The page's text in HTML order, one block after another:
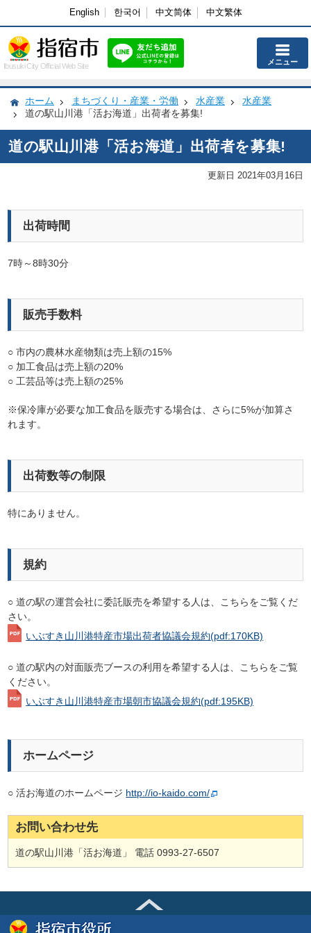
English 한국어 中文简体 中文繁体
Ibusuki City Official Web Site メニュー
ホーム まちづくり・産業・労働 水産業
水産業
道の駅山川港「活お海道」出荷者を募集!
道の駅山川港「活お海道」出荷者を募集!
更新日 2021年03月16日
出荷時間
7時～8時30分
販売手数料
○ 市内の農林水産物類は売上額の15%
○ 加工食品は売上額の20%
○ 工芸品等は売上額の25%
※保冷庫が必要な加工食品を販売する場合は、さらに5%が加算さ
れます。
出荷数等の制限
特にありません。
規約
○ 道の駅の運営会社に委託販売を希望する人は、こちらをご覧くだ
さい。
いぶすき山川港特産市場出荷者協議会規約(pdf:170KB)
○ 道の駅内の対面販売ブースの利用を希望する人は、こちらをご覧
ください。
いぶすき山川港特産市場朝市協議会規約(pdf:195KB)
ホームページ
○ 活お海道のホームページ http://io-kaido.com/
お問い合わせ先
道の駅山川港「活お海道」 電話 0993-27-6507